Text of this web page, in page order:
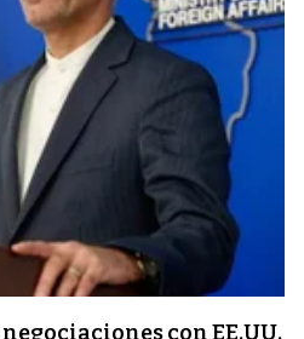
con EE.UU.